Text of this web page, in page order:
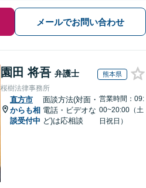
メールでお問い合わせ
園田 将吾 弁護士 熊本県
桜樹法律事務所
直方市
からも相
談受付中
面談方法(対面・
電話・ビデオな
ど)は応相談
営業時間：09:
00~20:00（土
日祝日）